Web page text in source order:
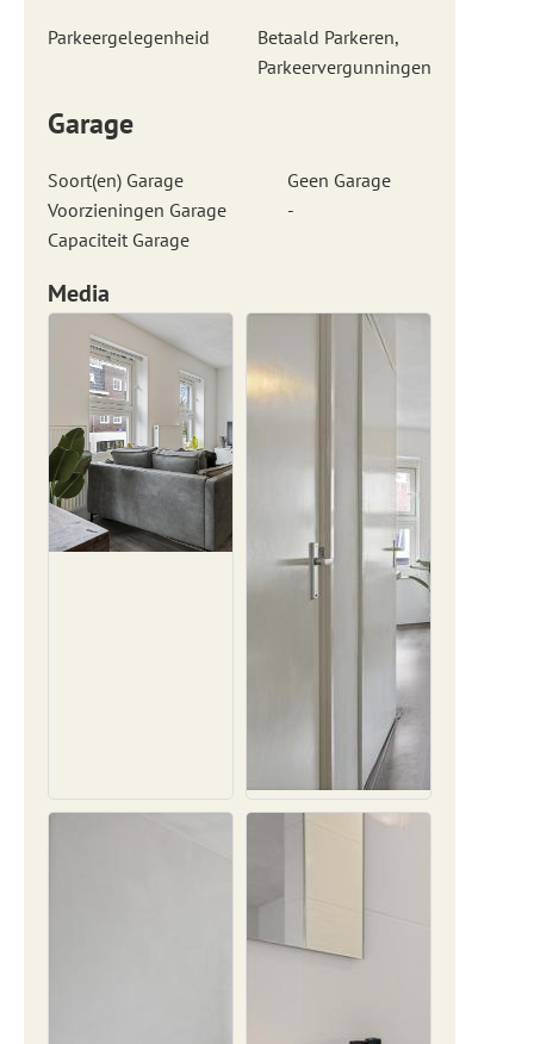
Parkeergelegenheid
Betaald Parkeren,
Parkeervergunningen
Garage
Soort(en) Garage
Geen Garage
Voorzieningen Garage
-
Capaciteit Garage
Media